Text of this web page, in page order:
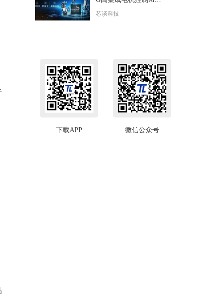
发布，赋能人形机器人
芯谈科技
下载APP 微信公众号